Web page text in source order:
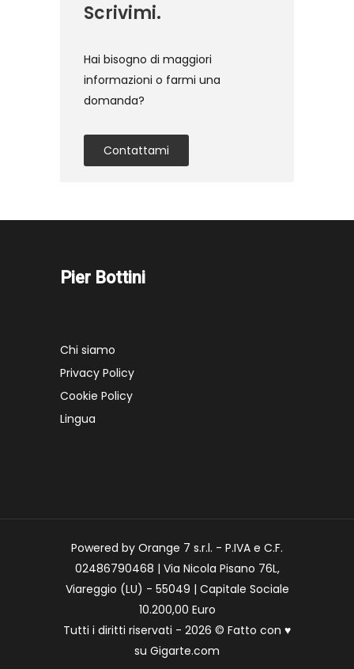
Scrivimi.
Hai bisogno di maggiori
informazioni o farmi una
domanda?
Contattami
Pier Bottini
Chi siamo
Privacy Policy
Cookie Policy
Lingua
Powered by Orange 7 s.r.l. - P.IVA e C.F.
02486790468 | Via Nicola Pisano 76L,
Viareggio (LU) - 55049 | Capitale Sociale
10.200,00 Euro
Tutti i diritti riservati - 2026 © Fatto con ♥
su Gigarte.com